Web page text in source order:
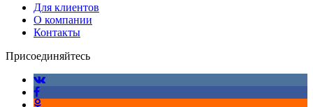
Для клиентов
О компании
Контакты
Присоединяйтесь